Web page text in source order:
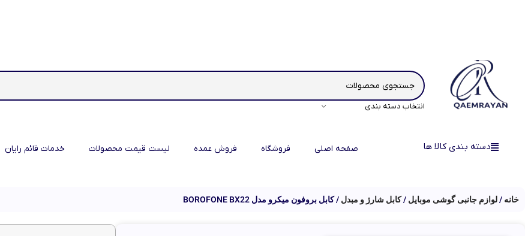
انتخاب دسته بندی
دسته بندی کالا ها صفحه اصلی فروشگاه فروش عمده لیست قیمت محصولات خدمات قائم رایان
خانه لوازم جانبی گوشی موبایل کابل شارژ و مبدل کابل بروفون میکرو مدل BOROFONE BX22